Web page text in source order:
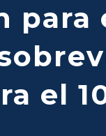
para
el